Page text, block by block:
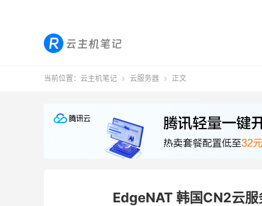
当前位置： 云主机笔记  云服务器  正文
EdgeNAT 韩国CN2云